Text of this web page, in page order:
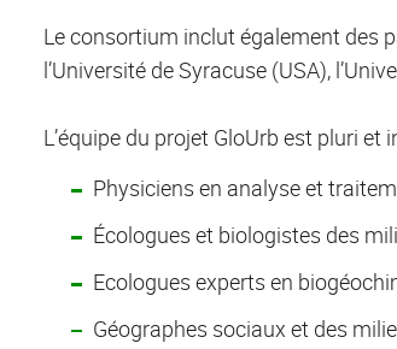
Le consortium inclut également des
l’Université de Syracuse (USA),
L’équipe du projet GloUrb est pluri
Physiciens en analyse et
Écologues et biologistes des
Ecologues experts en
Géographes sociaux et des